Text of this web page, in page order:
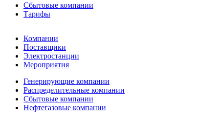
Сбытовые компании
Тарифы
Компании
Поставщики
Электростанции
Мероприятия
Генерирующие компании
Распределительные компании
Сбытовые компании
Нефтегазовые компании